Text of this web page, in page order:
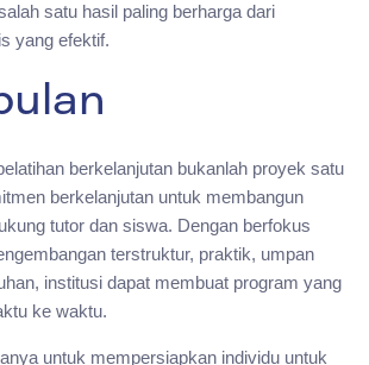
satu hasil paling berharga dari
yang efektif.
berkelanjutan bukanlah proyek satu
berkelanjutan untuk membangun
tutor dan siswa. Dengan berfokus
terstruktur, praktik, umpan
institusi dapat membuat program yang
ke waktu.
untuk mempersiapkan individu untuk